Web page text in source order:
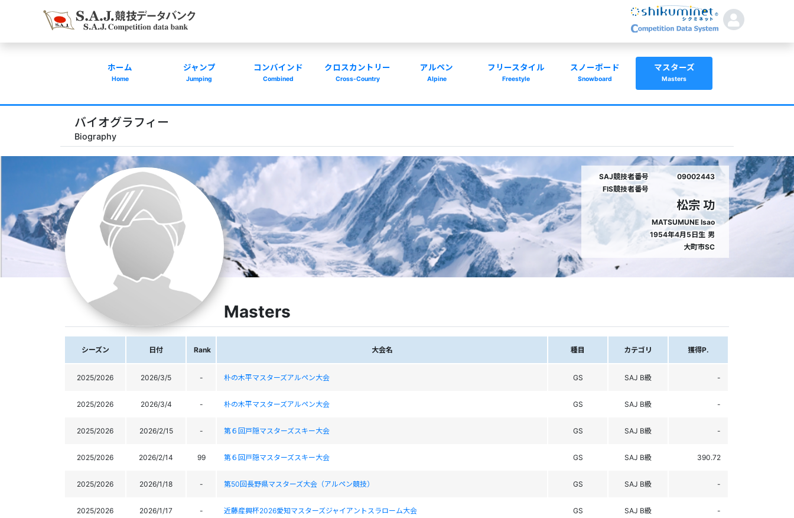
ホーム
Home
ジャンプ
Jumping
コンバインド
Combined
クロスカントリー
Cross-Country
アルペン
Alpine
フリースタイル
Freestyle
スノーボード
Snowboard
マスターズ
Masters
バイオグラフィー
Biography
SAJ競技者番号
09002443
FIS競技者番号
松宗 功
MATSUMUNE Isao
1954年4月5日生 男
大町市SC
Masters
シーズン 日付 Rank 大会名 種目 カテゴリ 獲得P.
2025/2026 2026/3/5 - 朴の木平マスターズアルペン大会 GS SAJ B級 -
2025/2026 2026/3/4 - 朴の木平マスターズアルペン大会 GS SAJ B級 -
2025/2026 2026/2/15 - 第６回戸隠マスターズスキー大会 GS SAJ B級 -
2025/2026 2026/2/14 99 第６回戸隠マスターズスキー大会 GS SAJ B級 390.72
2025/2026 2026/1/18 - 第50回長野県マスターズ大会（アルペン競技） GS SAJ B級 -
2025/2026 2026/1/17 - 近藤産興杯2026愛知マスターズジャイアントスラローム大会 GS SAJ B級 -